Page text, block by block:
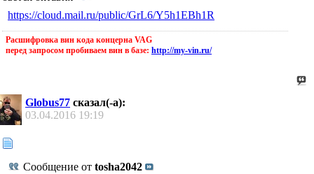
https://cloud.mail.ru/public/GrL6/Y5h1EBh1R
Расшифровка вин кода концерна VAG
перед запросом пробиваем вин в базе: http://my-vin.ru/
Globus77 сказал(-а):
03.04.2016 19:19
Сообщение от tosha2042